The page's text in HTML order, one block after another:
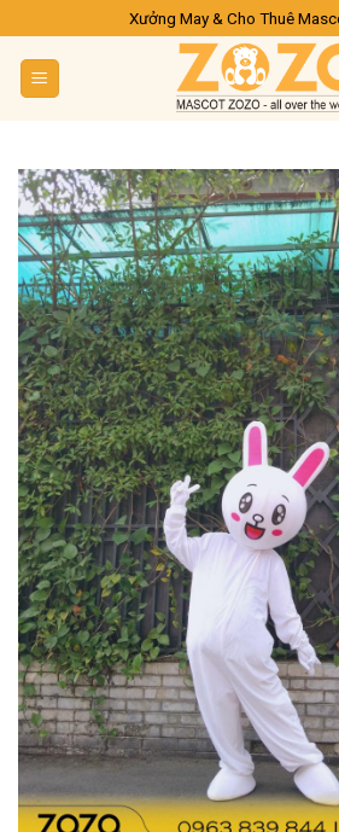
content
Xưởng May & Cho Thuê